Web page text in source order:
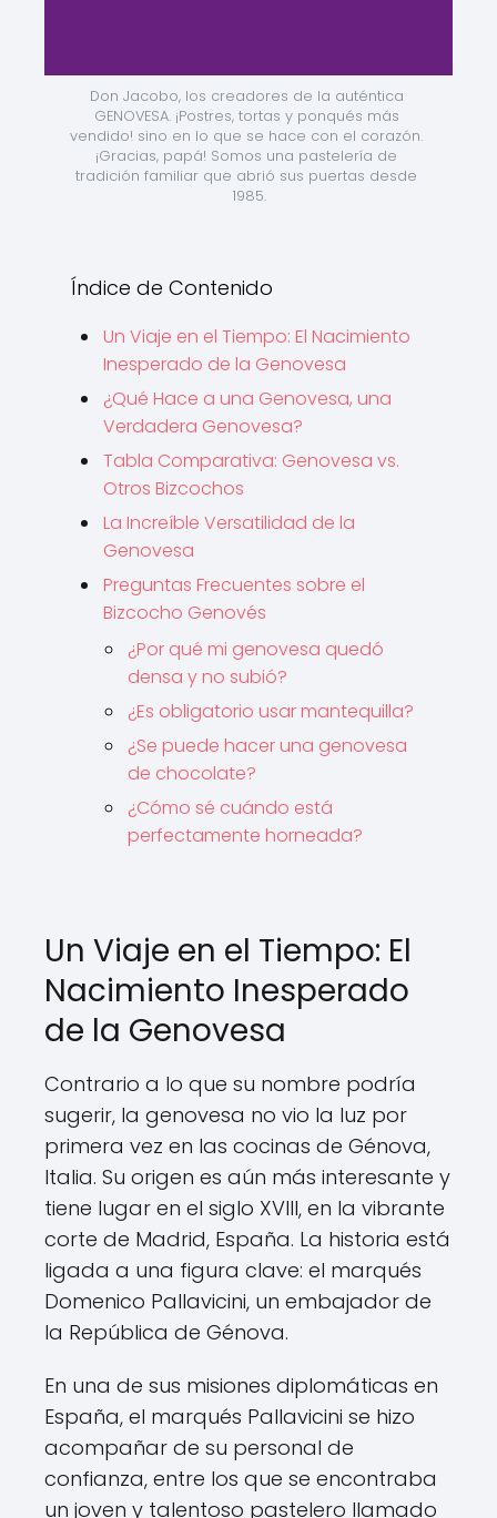
Don Jacobo, los creadores de la auténtica
GENOVESA. ¡Postres, tortas y ponqués más
vendido! sino en lo que se hace con el corazón.
¡Gracias, papá! Somos una pastelería de
tradición familiar que abrió sus puertas desde
1985.
Índice de Contenido
Un Viaje en el Tiempo: El Nacimiento
Inesperado de la Genovesa
¿Qué Hace a una Genovesa, una
Verdadera Genovesa?
Tabla Comparativa: Genovesa vs.
Otros Bizcochos
La Increíble Versatilidad de la
Genovesa
Preguntas Frecuentes sobre el
Bizcocho Genovés
¿Por qué mi genovesa quedó
densa y no subió?
¿Es obligatorio usar mantequilla?
¿Se puede hacer una genovesa
de chocolate?
¿Cómo sé cuándo está
perfectamente horneada?
Un Viaje en el Tiempo: El
Nacimiento Inesperado
de la Genovesa
Contrario a lo que su nombre podría
sugerir, la genovesa no vio la luz por
primera vez en las cocinas de Génova,
Italia. Su origen es aún más interesante y
tiene lugar en el siglo XVIII, en la vibrante
corte de Madrid, España. La historia está
ligada a una figura clave: el marqués
Domenico Pallavicini, un embajador de
la República de Génova.
En una de sus misiones diplomáticas en
España, el marqués Pallavicini se hizo
acompañar de su personal de
confianza, entre los que se encontraba
un joven y talentoso pastelero llamado